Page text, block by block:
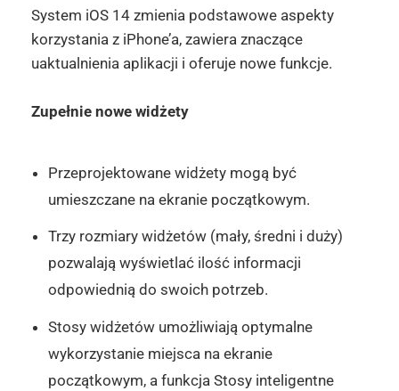
System iOS 14 zmienia podstawowe aspekty
korzystania z iPhone’a, zawiera znaczące
uaktualnienia aplikacji i oferuje nowe funkcje.
Zupełnie nowe widżety
Przeprojektowane widżety mogą być
umieszczane na ekranie początkowym.
Trzy rozmiary widżetów (mały, średni i duży)
pozwalają wyświetlać ilość informacji
odpowiednią do swoich potrzeb.
Stosy widżetów umożliwiają optymalne
wykorzystanie miejsca na ekranie
początkowym, a funkcja Stosy inteligentne